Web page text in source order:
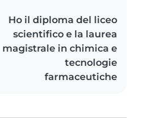
Ho il diploma del liceo
scientifico e la laurea
magistrale in chimica e
tecnologie
farmaceutiche